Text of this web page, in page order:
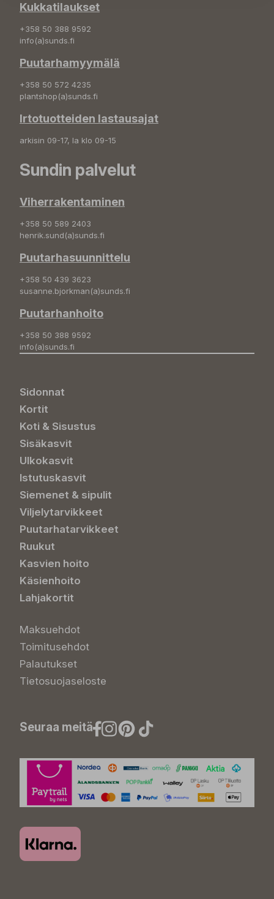
Kukkatilaukset
+358 50 388 9592
info(a)sunds.fi
Puutarhamyymälä
+358 50 572 4235
plantshop(a)sunds.fi
Irtotuotteiden lastausajat
arkisin 09-17, la klo 09-15
Sundin palvelut
Viherrakentaminen
+358 50 589 2403
henrik.sund(a)sunds.fi
Puutarhasuunnittelu
+358 50 439 3623
susanne.bjorkman(a)sunds.fi
Puutarhanhoito
+358 50 388 9592
info(a)sunds.fi
Sidonnat
Kortit
Koti & Sisustus
Sisäkasvit
Ulkokasvit
Istutuskasvit
Siemenet & sipulit
Viljelytarvikkeet
Puutarhatarvikkeet
Ruukut
Kasvien hoito
Käsienhoito
Lahjakortit
Maksuehdot
Toimitusehdot
Palautukset
Tietosuojaseloste
Seuraa meitä